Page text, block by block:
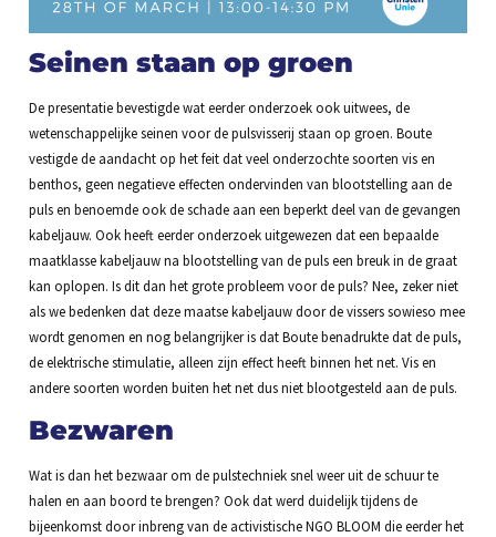
Seinen staan op groen
De presentatie bevestigde wat eerder onderzoek ook uitwees, de
wetenschappelijke seinen voor de pulsvisserij staan op groen. Boute
vestigde de aandacht op het feit dat veel onderzochte soorten vis en
benthos, geen negatieve effecten ondervinden van blootstelling aan de
puls en benoemde ook de schade aan een beperkt deel van de gevangen
kabeljauw. Ook heeft eerder onderzoek uitgewezen dat een bepaalde
maatklasse kabeljauw na blootstelling van de puls een breuk in de graat
kan oplopen. Is dit dan het grote probleem voor de puls? Nee, zeker niet
als we bedenken dat deze maatse kabeljauw door de vissers sowieso mee
wordt genomen en nog belangrijker is dat Boute benadrukte dat de puls,
de elektrische stimulatie, alleen zijn effect heeft binnen het net. Vis en
andere soorten worden buiten het net dus niet blootgesteld aan de puls.
Bezwaren
Wat is dan het bezwaar om de pulstechniek snel weer uit de schuur te
halen en aan boord te brengen? Ook dat werd duidelijk tijdens de
bijeenkomst door inbreng van de activistische NGO BLOOM die eerder het